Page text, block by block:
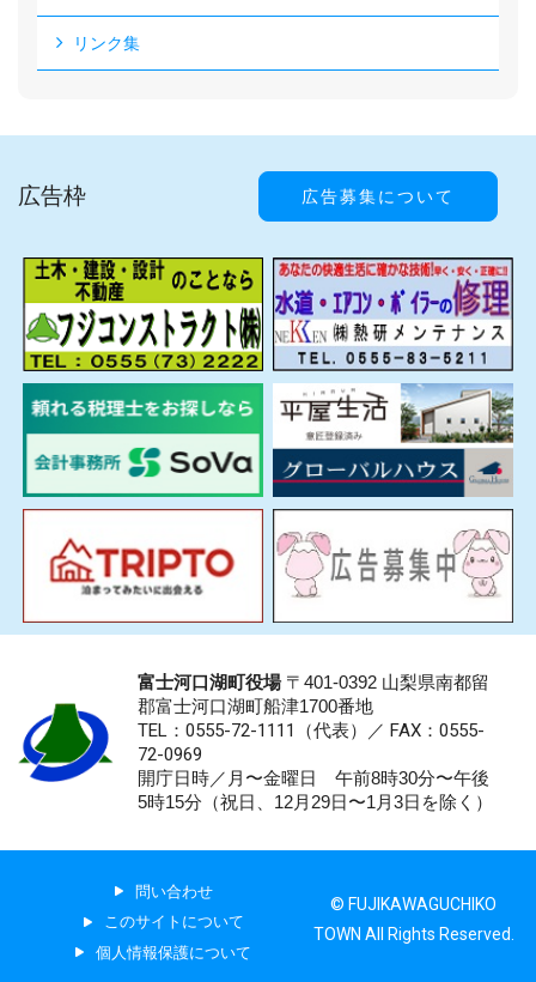
リンク集
広告枠 広告募集について
富士河口湖町役場〒401-0392 山梨県南都留
郡富士河口湖町船津1700番地
TEL：0555-72-1111 （代表）／ FAX：0555-
72-0969
開庁日時／月〜金曜日 午前8時30分〜午後
5時15分（祝日、12月29日〜1月3日を除く）
問い合わせ
このサイトについて
個人情報保護について
© FUJIKAWAGUCHIKO
TOWN All Rights Reserved.